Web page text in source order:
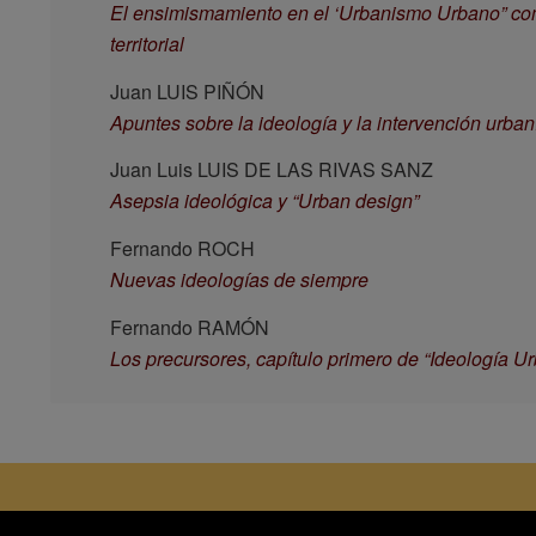
El ensimismamiento en el ‘Urbanismo Urbano”
territorial
Juan LUIS PIÑÓN
Apuntes sobre la ideología y la intervención
Juan Luis LUIS DE LAS RIVAS SANZ
Asepsia ideológica y “Urban design”
Fernando ROCH
Nuevas ideologías de siempre
Fernando RAMÓN
Los precursores, capítulo primero de “Ideología